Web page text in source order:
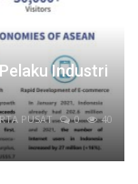
Industri
PUSAT 0
40